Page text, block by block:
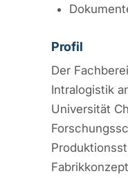
Profil
Der
Intralogistik
Universität